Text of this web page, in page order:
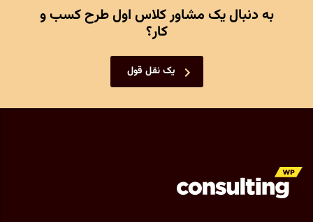
به دنبال یک مشاور کلاس اول طرح کسب و
کار؟
یک نقل قول